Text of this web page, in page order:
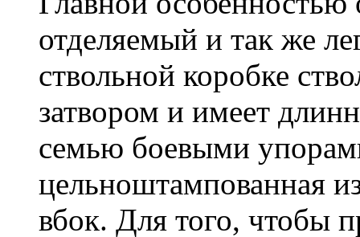
отделяемый и так же
ствольной коробке
затвором и имеет
семью боевыми
цельноштампованная
вбок. Для того, чтобы